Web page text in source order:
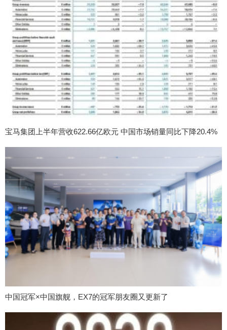
宝马集团上半年营收622.66亿欧元 中国市场销量同比下降20.4%
中国冠军×中国旗舰，EX7的冠军朋友圈又更新了